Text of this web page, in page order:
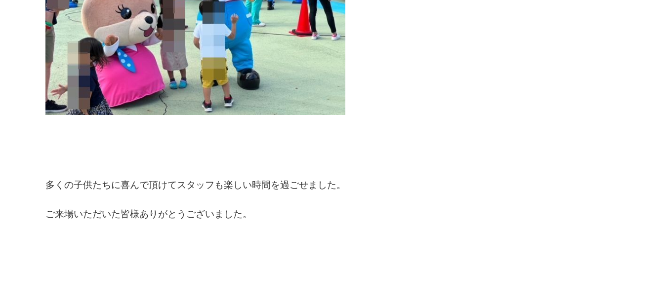
多くの子供たちに喜んで頂けてスタッフも楽しい時間を過ごせました。
ご来場いただいた皆様ありがとうございました。